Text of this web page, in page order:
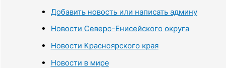
Добавить новость или написать админу
Новости Северо-Енисейского округа
Новости Красноярского края
Новости в мире